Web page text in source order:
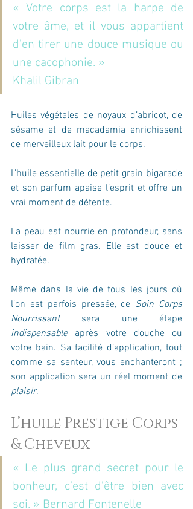
« Votre corps est la harpe de
votre âme, et il vous appartient
d’en tirer une douce musique ou
une cacophonie. »
Khalil Gibran
Huiles végétales de noyaux d’abricot, de
sésame et de macadamia enrichissent
ce merveilleux lait pour le corps.
L'huile essentielle de petit grain bigarade
et son parfum apaise l’esprit et offre un
vrai moment de détente.
La peau est nourrie en profondeur, sans
laisser de film gras. Elle est douce et
hydratée.
Même dans la vie de tous les jours où
l’on est parfois pressée, ce Soin Corps
Nourrissant
indispensable après votre douche ou
votre bain. Sa facilité d’application, tout
comme sa senteur, vous enchanteront ;
plaisir.
L’huile Prestige Corps
& Cheveux
« Le plus grand secret pour le
bonheur, c’est d’être bien avec
soi. » Bernard Fontenelle